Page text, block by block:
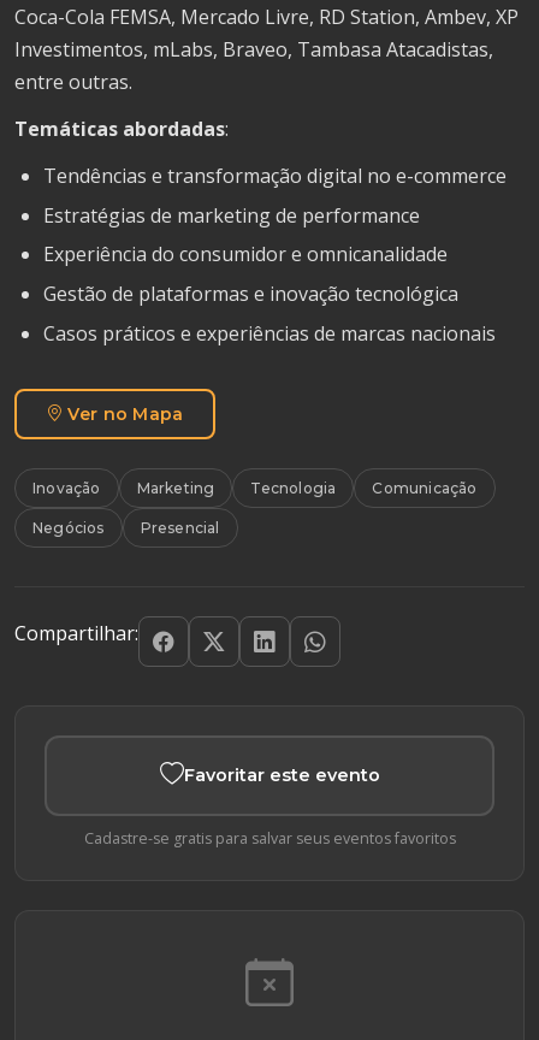
Coca-Cola FEMSA, Mercado Livre, RD Station, Ambev, XP
Investimentos, mLabs, Braveo, Tambasa Atacadistas,
entre outras.
Temáticas abordadas:
Tendências e transformação digital no e-commerce
Estratégias de marketing de performance
Experiência do consumidor e omnicanalidade
Gestão de plataformas e inovação tecnológica
Casos práticos e experiências de marcas nacionais
Ver no Mapa
Inovação Marketing Tecnologia Comunicação
Negócios Presencial
Compartilhar:
Favoritar este evento
Cadastre-se gratis para salvar seus eventos favoritos